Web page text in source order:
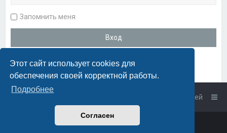
Этот сайт использует cookies для
обеспечения своей корректной работы.
Подробнее
Согласен
Запомнить меня
Связаться с администрацией
phpBB
PlanetStyles